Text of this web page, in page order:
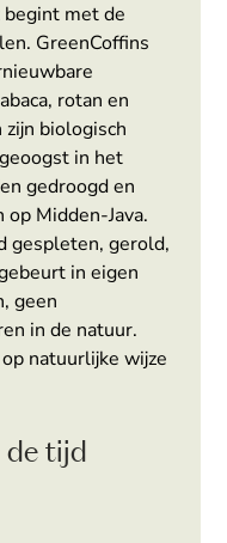
met de
GreenCoffins
rotan en
biologisch
in het
gedroogd en
Midden-Java.
gespleten, gerold,
in eigen
geen
in de natuur.
natuurlijke wijze
de tijd